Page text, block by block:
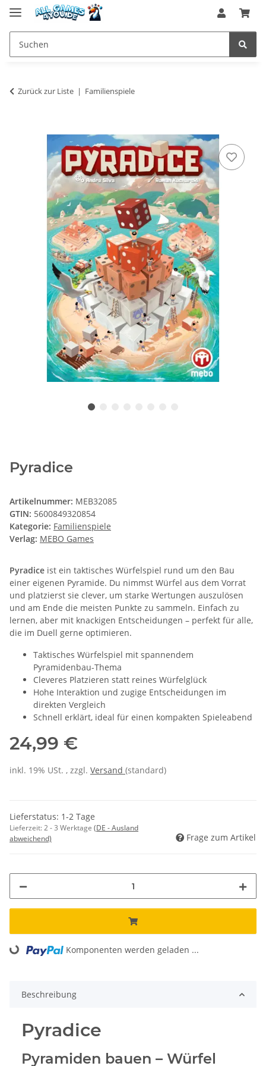
Zurück zur Liste Familienspiele
Pyradice
Artikelnummer: MEB32085
GTIN: 5600849320854
Kategorie: Familienspiele
Verlag: MEBO Games
Pyradice ist ein taktisches Würfelspiel rund um den Bau
einer eigenen Pyramide. Du nimmst Würfel aus dem Vorrat
und platzierst sie clever, um starke Wertungen auszulösen
und am Ende die meisten Punkte zu sammeln. Einfach zu
lernen, aber mit knackigen Entscheidungen – perfekt für alle,
die im Duell gerne optimieren.
Taktisches Würfelspiel mit spannendem
Pyramidenbau-Thema
Cleveres Platzieren statt reines Würfelglück
Hohe Interaktion und zugige Entscheidungen im
direkten Vergleich
Schnell erklärt, ideal für einen kompakten Spieleabend
24,99 €
inkl. 19% USt. , zzgl. Versand (standard)
Lieferstatus: 1-2 Tage
Lieferzeit:2 - 3 Werktage (DE - Ausland
abweichend)
Frage zum Artikel
Loading... Komponenten werden geladen ...
Beschreibung
Pyradice
Pyramiden bauen – Würfel